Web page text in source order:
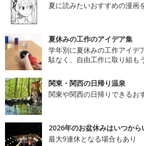
夏に読みたいおすすめの漫画
夏休みの工作のアイデア集
学年別に夏休みの工作アイデ
駄なく、自由工作に取り組も
関東・関西の日帰り温泉
関東や関西の日帰りできるお
2026年のお盆休みはいつから
最大9連休となる場合もあり